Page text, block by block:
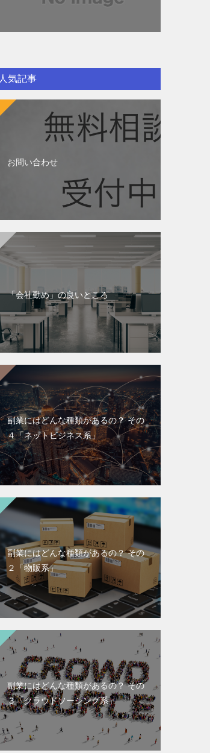
人気記事
お問い合わせ
「会社勤め」の良いところ
副業にはどんな種類があるの？ その
４「ネットビジネス系」
副業にはどんな種類があるの？ その
２「物販系」
副業にはどんな種類があるの？ その
３「クラウドソーシング系」